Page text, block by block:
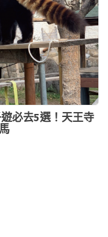
必去5選！天王寺